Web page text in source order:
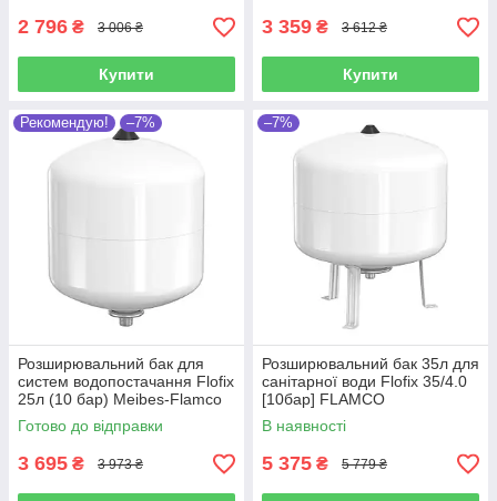
2 796 ₴ 3 006 ₴
Купити
3 359 ₴ 3 612 ₴
Купити
Рекомендую! –7%
Розширювальний бак для
систем водопостачання Flofix
25л (10 бар) Meibes-Flamco
(Нідерланди)
Готово до відправки
3 695 ₴ 3 973 ₴
–7%
Розширювальний бак 35л для
санітарної води Flofix 35/4.0
[10бар] FLAMCO
В наявності
5 375 ₴ 5 779 ₴